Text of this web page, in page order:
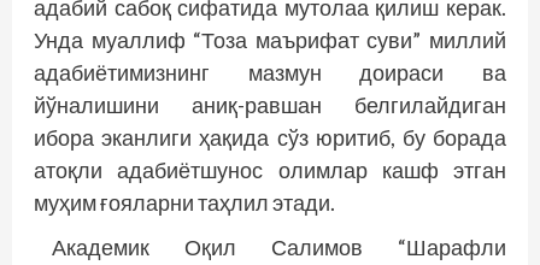
адабий сабоқ сифатида мутолаа қилиш керак.
Унда муаллиф “Тоза маърифат суви” миллий
адабиётимизнинг мазмун доираси ва
йўналишини аниқ-равшан белгилайдиган
ибора эканлиги ҳақида сўз юритиб, бу борада
атоқли адабиётшунос олимлар кашф этган
муҳим ғояларни таҳлил этади.
Академик Оқил Салимов “Шарафли